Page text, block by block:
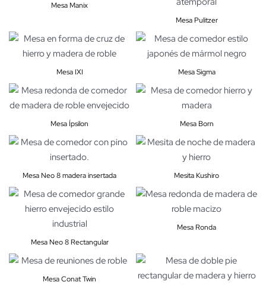
Mesa Manix
Mesa Pulitzer
Mesa IXI Mesa Sigma
Mesa Ípsilon Mesa Born
Mesa Neo 8 madera insertada Mesita Kushiro
Mesa Neo 8 Rectangular
Mesa Ronda
Mesa Conat Twin